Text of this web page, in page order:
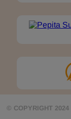
© COPYRIGHT 2024